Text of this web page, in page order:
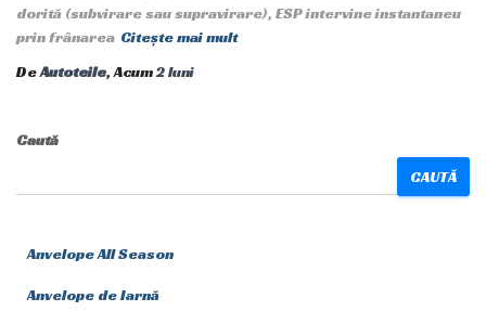
dorită (subvirare sau supravirare), ESP intervine instantaneu
prin frânarea Citește mai mult
DeAutoteile, Acum2 luni
Caută
CAUTĂ
Anvelope All Season
Anvelope de Iarnă